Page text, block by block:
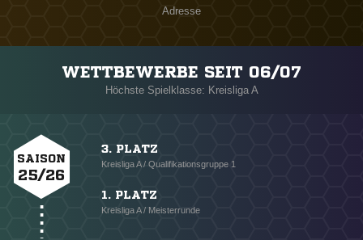
Adresse
WETTBEWERBE SEIT 06/07
Höchste Spielklasse: Kreisliga A
SAISON
25/26
3. PLATZ
Kreisliga A / Qualifikationsgruppe 1
1. PLATZ
Kreisliga A / Meisterrunde